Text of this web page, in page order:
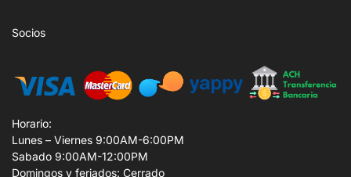
Socios
Horario:
Lunes – Viernes 9:00AM-6:00PM
Sabado 9:00AM-12:00PM
Domingos y feriados: Cerrado